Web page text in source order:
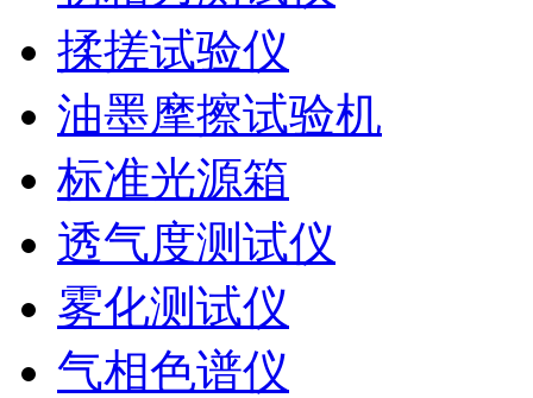
揉搓试验仪
油墨摩擦试验机
标准光源箱
透气度测试仪
雾化测试仪
气相色谱仪